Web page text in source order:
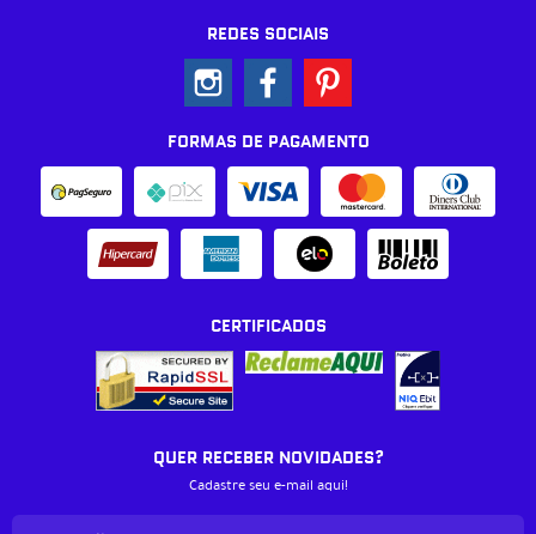
REDES SOCIAIS
FORMAS DE PAGAMENTO
CERTIFICADOS
QUER RECEBER NOVIDADES?
Cadastre seu e-mail aqui!